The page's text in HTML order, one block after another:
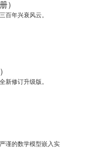
）
百年兴衰风云。
新修订升级版。
谨的数学模型嵌入实